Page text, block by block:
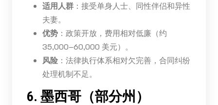
适用人群：接受单身人士、同性伴侣和异性
夫妻。
优势：政策开放，费用相对低廉（约
35,000–60,000 美元）。
风险：法律执行体系相对欠完善，合同纠纷
处理机制不足。
6. 墨西哥（部分州）